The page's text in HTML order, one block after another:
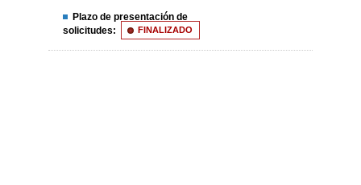
Plazo de presentación de
solicitudes:
FINALIZADO